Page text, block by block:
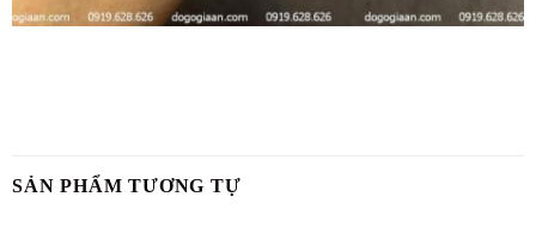
SẢN PHẨM TƯƠNG TỰ